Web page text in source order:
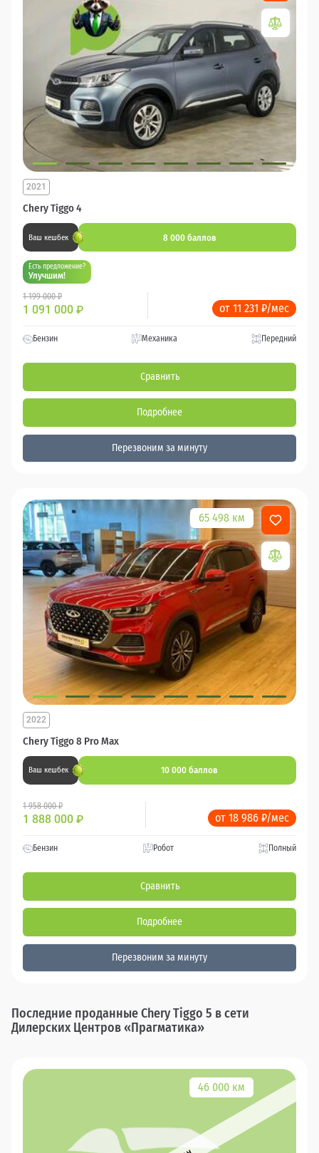
Chery Tiggo 4
2021
Ваш кешбек 8 000 баллов
Есть предложение?
Улучшим!
1 199 000 ₽
1 091 000 ₽ от 11 231 ₽/мес
Бензин Механика Передний
Сравнить
Подробнее
Перезвоним за минуту
65 498 км
Chery Tiggo 8 Pro Max
2022
Ваш кешбек 10 000 баллов
1 958 000 ₽
1 888 000 ₽ от 18 986 ₽/мес
Бензин Робот Полный
Сравнить
Подробнее
Перезвоним за минуту
Последние проданные Chery Tiggo 5 в сети
Дилерских Центров «Прагматика»
46 000 км